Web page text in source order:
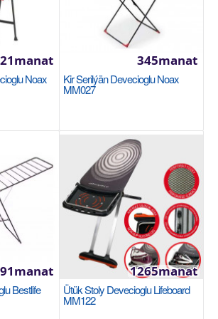
Devecioglu Noax MM045
лестница: 5+1. Максимальная
Sebede Goş
+
Garşylaşdyrmaga goş
Halananlara goş
Noax Kir Serilýän Devecioglu Noax
MM027
345manat
Bestlife Ütük Stoly Devecioglu Lifeboard
MM122
1265manat